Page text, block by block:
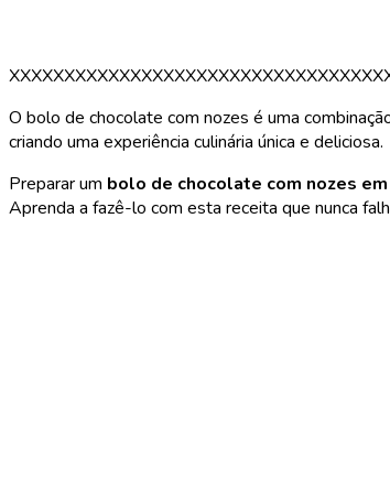
O bolo de chocolate com nozes é uma
criando uma experiência culinária única e deliciosa.
Preparar um bolo de chocolate com nozes em
Aprenda a fazê-lo com esta receita que nunca